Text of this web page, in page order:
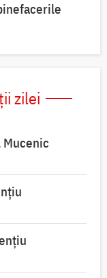
zilei
Mucenic